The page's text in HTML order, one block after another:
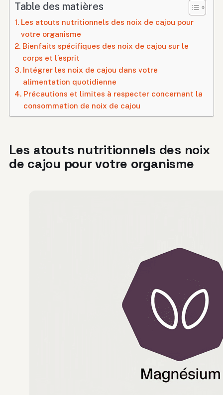
Table des matières
Les atouts nutritionnels des noix de cajou pour
votre organisme
Bienfaits spécifiques des noix de cajou sur le
corps et l’esprit
Intégrer les noix de cajou dans votre
alimentation quotidienne
Précautions et limites à respecter concernant la
consommation de noix de cajou
Les atouts nutritionnels des noix
de cajou pour votre organisme